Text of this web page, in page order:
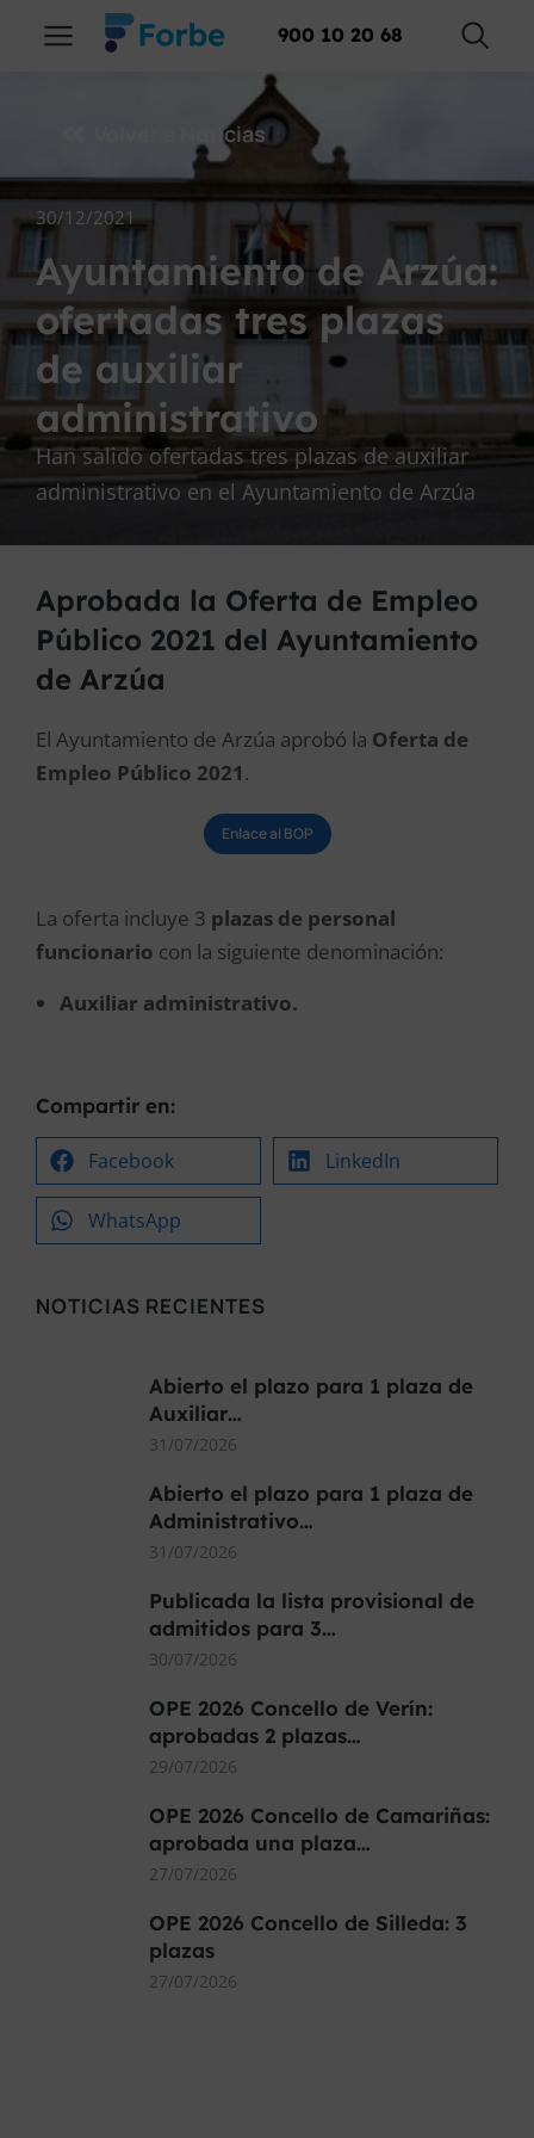
900 10 20 68
Volver a Noticias
30/12/2021
Ayuntamiento de Arzúa:
ofertadas tres plazas
de auxiliar
administrativo
Han salido ofertadas tres plazas de auxiliar
administrativo en el Ayuntamiento de Arzúa
Aprobada la Oferta de Empleo
Público 2021 del Ayuntamiento
de Arzúa
El Ayuntamiento de Arzúa aprobó la Oferta de
Empleo Público 2021.
Enlace al BOP
La oferta incluye 3 plazas de personal
funcionario con la siguiente denominación:
Auxiliar administrativo.
Compartir en:
Facebook LinkedIn
WhatsApp
NOTICIAS RECIENTES
Abierto el plazo para 1 plaza de
Auxiliar…
31/07/2026
Abierto el plazo para 1 plaza de
Administrativo…
31/07/2026
Publicada la lista provisional de
admitidos para 3…
30/07/2026
OPE 2026 Concello de Verín:
aprobadas 2 plazas…
29/07/2026
OPE 2026 Concello de Camariñas:
aprobada una plaza…
27/07/2026
OPE 2026 Concello de Silleda: 3
plazas
27/07/2026